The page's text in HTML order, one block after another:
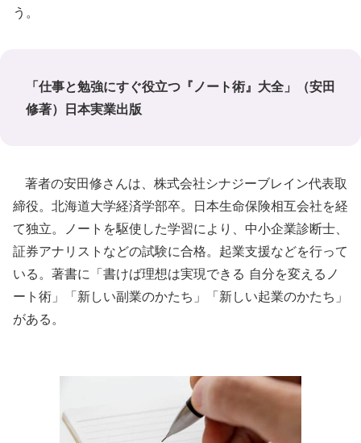
う。
「仕事と勉強にすぐ役立つ『ノート術』大全」（安田
修著）日本実業出版
著者の安田修さんは、株式会社シナジーブレイン代表取
締役。北海道大学経済学部卒。日本生命保険相互会社を経
て独立。ノートを駆使した学習により、中小企業診断士、
証券アナリストなどの試験に合格。起業支援などを行って
いる。著書に「書けば理想は実現できる 自分を変えるノ
ート術」「新しい副業のかたち」「新しい起業のかたち」
がある。